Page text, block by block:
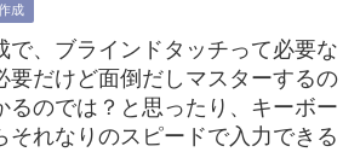
成
で、ブラインドタッチって必要な
要だけど面倒だしマスターするの
るのでは？と思ったり、キーボー
それなりのスピードで入力できる